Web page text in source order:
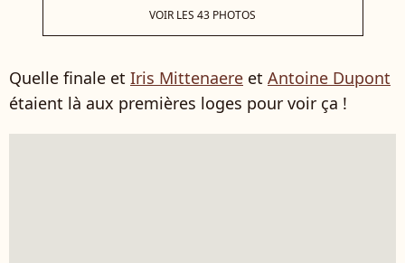
VOIR LES 43 PHOTOS
Quelle finale et Iris Mittenaere et Antoine Dupont
étaient là aux premières loges pour voir ça !